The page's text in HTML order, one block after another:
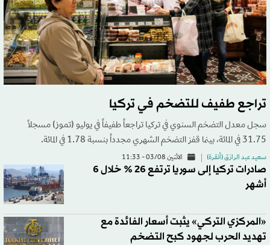
تراجع طفيف للتضخم في تركيا
سجل معدل التضخم السنوي في تركيا تراجعاً طفيفاً في يوليو (تموز) مسجلاً
31.75 في المائة، بينما قفز التضخم الشهري مجدداً بنسبة 1.78 في المائة.
سعيد عبد الرازق (أنقرة) الاثنين 03/08 - 11:33
صادرات تركيا إلى سوريا ترتفع 26 % خلال 6
أشهر
«المركزي التركي» يثبت أسعار الفائدة مع
تهديد الحرب لجهود كبح التضخم